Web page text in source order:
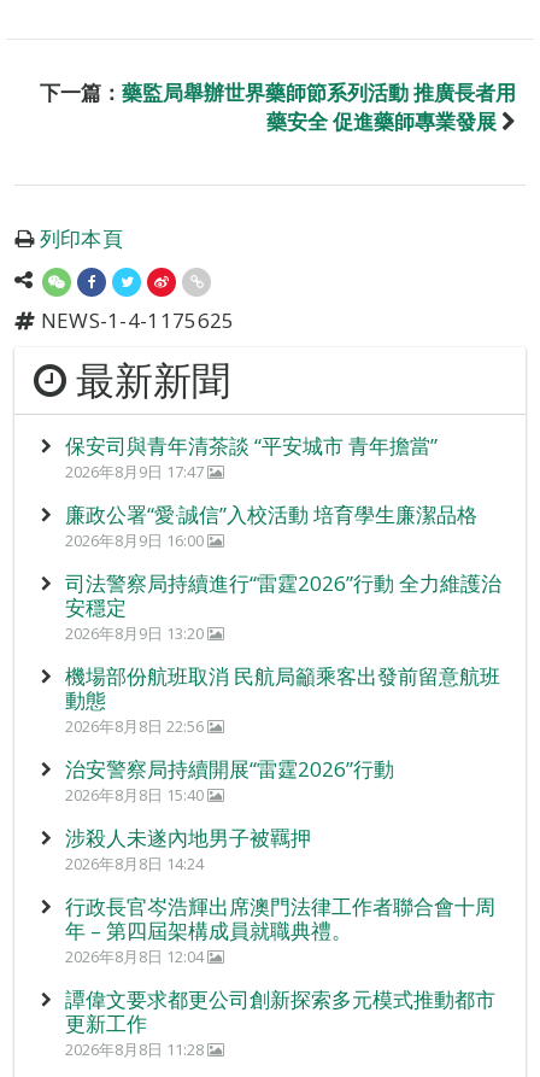
下一篇： 藥監局舉辦世界藥師節系列活動 推廣長者用
藥安全 促進藥師專業發展
列印本頁
NEWS-1-4-1175625
最新新聞
保安司與青年清茶談 “平安城市 青年擔當”
2026年8月9日 17:47
廉政公署“愛‧誠信”入校活動 培育學生廉潔品格
2026年8月9日 16:00
司法警察局持續進行“雷霆2026”行動 全力維護治
安穩定
2026年8月9日 13:20
機場部份航班取消 民航局籲乘客出發前留意航班
動態
2026年8月8日 22:56
治安警察局持續開展“雷霆2026”行動
2026年8月8日 15:40
涉殺人未遂內地男子被羈押
2026年8月8日 14:24
行政長官岑浩輝出席澳門法律工作者聯合會十周
年 – 第四屆架構成員就職典禮。
2026年8月8日 12:04
譚偉文要求都更公司創新探索多元模式推動都市
更新工作
2026年8月8日 11:28